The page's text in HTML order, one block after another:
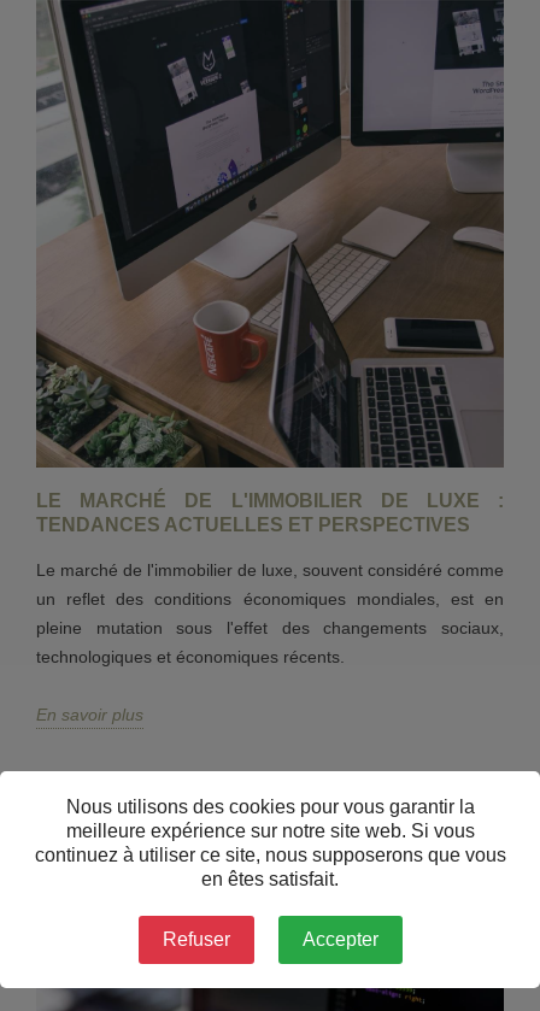
LE MARCHÉ DE L'IMMOBILIER DE LUXE :
TENDANCES ACTUELLES ET PERSPECTIVES
Le marché de l'immobilier de luxe, souvent considéré comme
un reflet des conditions économiques mondiales, est en
pleine mutation sous l'effet des changements sociaux,
technologiques et économiques récents.
En savoir plus
Nous utilisons des cookies pour vous garantir la
meilleure expérience sur notre site web. Si vous
continuez à utiliser ce site, nous supposerons que vous
en êtes satisfait.
Refuser Accepter